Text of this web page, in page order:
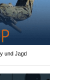
und Jagd